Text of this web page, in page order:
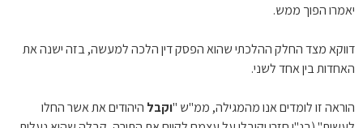
יאמרו הפוך ממש.
דווקא מצד החלק ההלכתי שהוא הפסק דין הלכה למעשה, בזה ישנה את
האחדות בין אחד לשני.
הוראה זו לומדים אנו מהמגילה, ממ"ש "וקבל היהודים את אשר החלו